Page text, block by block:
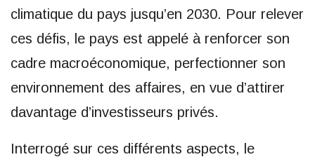
climatique du pays jusqu’en 2030. Pour relever
ces défis, le pays est appelé à renforcer son
cadre macroéconomique, perfectionner son
environnement des affaires, en vue d’attirer
davantage d’investisseurs privés.
Interrogé sur ces différents aspects, le